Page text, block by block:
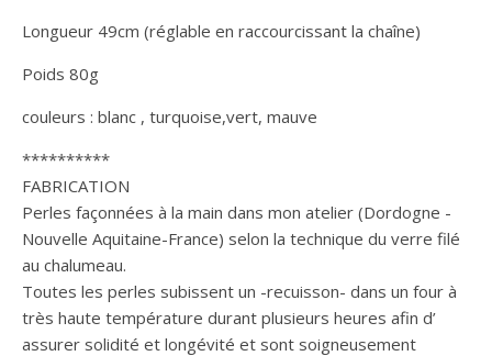
Longueur 49cm (réglable en raccourcissant la chaîne)
Poids 80g
couleurs : blanc , turquoise,vert, mauve
**********
FABRICATION
Perles façonnées à la main dans mon atelier (Dordogne -
Nouvelle Aquitaine-France) selon la technique du verre filé
au chalumeau.
Toutes les perles subissent un -recuisson- dans un four à
très haute température durant plusieurs heures afin d’
assurer solidité et longévité et sont soigneusement